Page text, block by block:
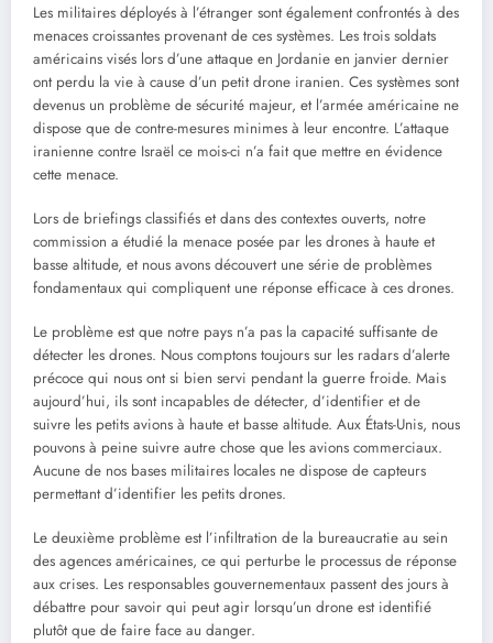
Les militaires déployés à l’étranger sont également confrontés à des
menaces croissantes provenant de ces systèmes. Les trois soldats
américains visés lors d’une attaque en Jordanie en janvier dernier
ont perdu la vie à cause d’un petit drone iranien. Ces systèmes sont
devenus un problème de sécurité majeur, et l’armée américaine ne
dispose que de contre-mesures minimes à leur encontre. L’attaque
iranienne contre Israël ce mois-ci n’a fait que mettre en évidence
cette menace.
Lors de briefings classifiés et dans des contextes ouverts, notre
commission a étudié la menace posée par les drones à haute et
basse altitude, et nous avons découvert une série de problèmes
fondamentaux qui compliquent une réponse efficace à ces drones.
Le problème est que notre pays n’a pas la capacité suffisante de
détecter les drones. Nous comptons toujours sur les radars d’alerte
précoce qui nous ont si bien servi pendant la guerre froide. Mais
aujourd’hui, ils sont incapables de détecter, d’identifier et de
suivre les petits avions à haute et basse altitude. Aux États-Unis, nous
pouvons à peine suivre autre chose que les avions commerciaux.
Aucune de nos bases militaires locales ne dispose de capteurs
permettant d’identifier les petits drones.
Le deuxième problème est l’infiltration de la bureaucratie au sein
des agences américaines, ce qui perturbe le processus de réponse
aux crises. Les responsables gouvernementaux passent des jours à
débattre pour savoir qui peut agir lorsqu’un drone est identifié
plutôt que de faire face au danger.